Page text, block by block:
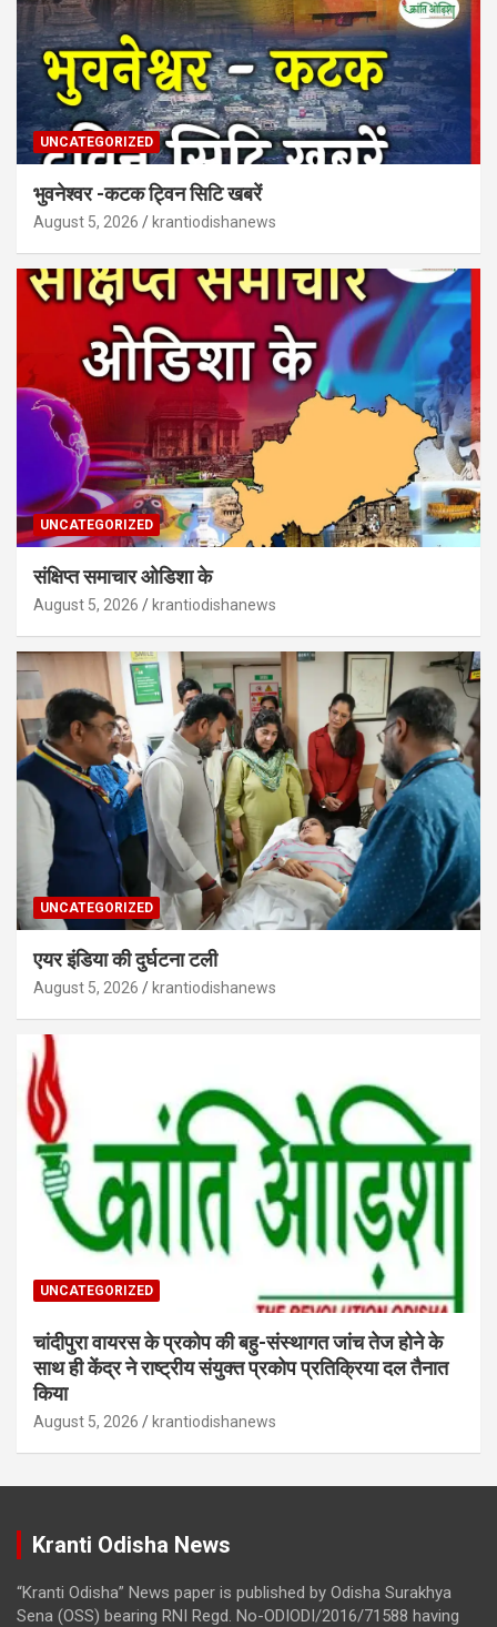
UNCATEGORIZED
भुवनेश्वर -कटक ट्विन सिटि खबरें
August 5, 2026 krantiodishanews
UNCATEGORIZED
संक्षिप्त समाचार ओडिशा के
August 5, 2026 krantiodishanews
UNCATEGORIZED
एयर इंडिया की दुर्घटना टली
August 5, 2026 krantiodishanews
UNCATEGORIZED
चांदीपुरा वायरस के प्रकोप की बहु-संस्थागत जांच तेज होने के
साथ ही केंद्र ने राष्ट्रीय संयुक्त प्रकोप प्रतिक्रिया दल तैनात
किया
August 5, 2026 krantiodishanews
Kranti Odisha News
“Kranti Odisha” News paper is published by Odisha Surakhya
Sena (OSS) bearing RNI Regd. No-ODIODI/2016/71588 having